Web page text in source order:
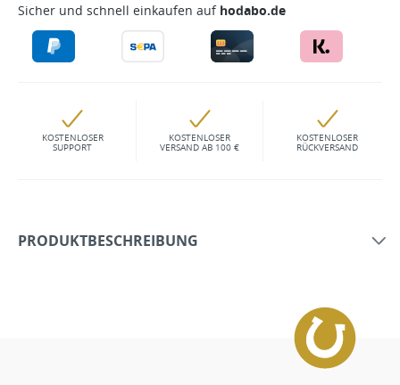
Sicher und schnell einkaufen auf hodabo.de
KOSTENLOSER
SUPPORT
KOSTENLOSER
VERSAND AB 100 €
KOSTENLOSER
RÜCKVERSAND
PRODUKTBESCHREIBUNG